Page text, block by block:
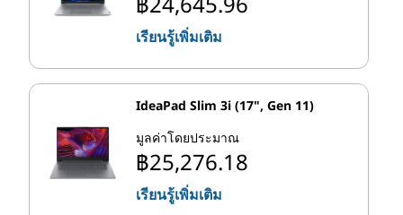
เรียนรู้เพิ่มเติม
IdeaPad Slim 3i (17", Gen 11)
มูลค่าโดยประมาณ
฿25,276.18
เรียนรู้เพิ่มเติม